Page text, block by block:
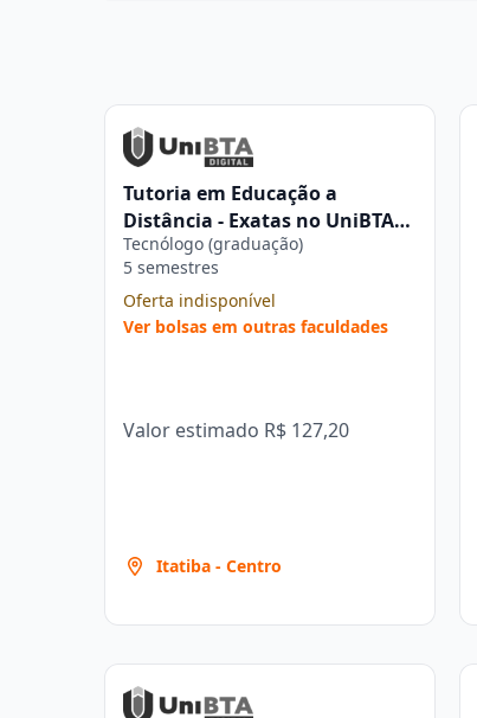
Tutoria em Educação a
Distância - Exatas no UniBTA
Digital
Tecnólogo (graduação)
5 semestres
Oferta indisponível
Ver bolsas em outras faculdades
Valor estimado R$ 127,20
Itatiba - Centro